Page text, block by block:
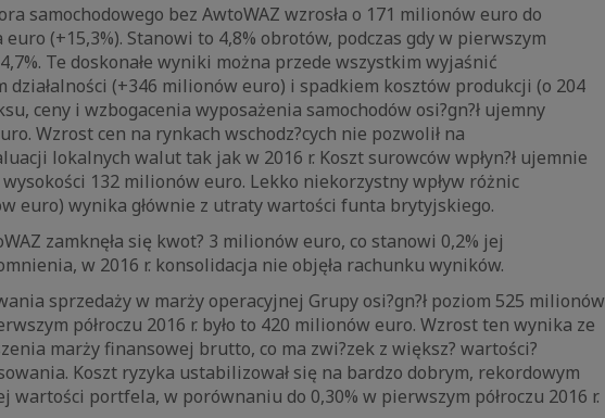
samochodowego bez AwtoWAZ wzrosła o 171 milionów euro do
(+15,3%). Stanowi to 4,8% obrotów, podczas gdy w pierwszym
4,7%. Te doskonałe wyniki można przede wszystkim wyjaśnić
działalności (+346 milionów euro) i spadkiem kosztów produkcji (o 204
ceny i wzbogacenia wyposażenia samochodów osi?gn?ł ujemny
Wzrost cen na rynkach wschodz?cych nie pozwolił na
lokalnych walut tak jak w 2016 r. Koszt surowców wpłyn?ł ujemnie
132 milionów euro. Lekko niekorzystny wpływ różnic
euro) wynika głównie z utraty wartości funta brytyjskiego.
zamknęła się kwot? 3 milionów euro, co stanowi 0,2% jej
w 2016 r. konsolidacja nie objęła rachunku wyników.
sprzedaży w marży operacyjnej Grupy osi?gn?ł poziom 525 milionów
półroczu 2016 r. było to 420 milionów euro. Wzrost ten wynika ze
marży finansowej brutto, co ma zwi?zek z większ? wartości?
Koszt ryzyka ustabilizował się na bardzo dobrym, rekordowym
wartości portfela, w porównaniu do 0,30% w pierwszym półroczu 2016 r.